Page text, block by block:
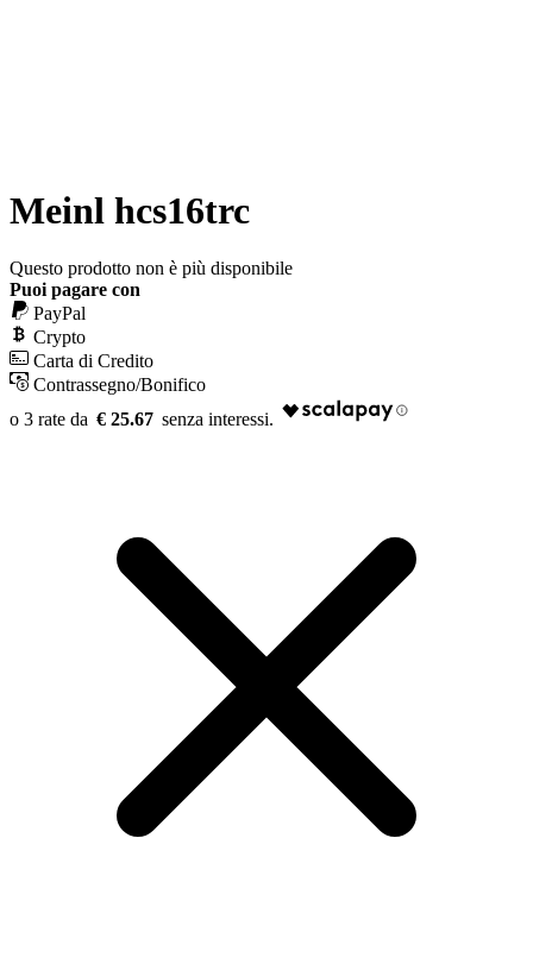
Meinl hcs16trc
Questo prodotto non è più disponibile
Puoi pagare con
PayPal
Crypto
Carta di Credito
Contrassegno/Bonifico
€ 25.67